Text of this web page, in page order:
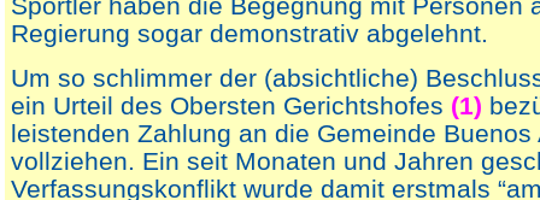
Regierung sogar demonstrativ abgelehnt.
Um so schlimmer der (absichtliche)
ein Urteil des Obersten Gerichtshofes (1)
leistenden Zahlung an die Gemeinde Buenos
vollziehen. Ein seit Monaten und Jahren
Verfassungskonflikt wurde damit erstmals